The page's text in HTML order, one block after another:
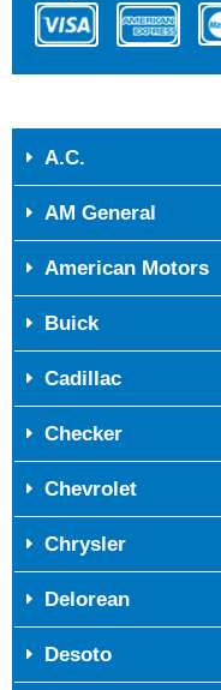
A.C.
AM General
American Motors
Buick
Cadillac
Checker
Chevrolet
Chrysler
Delorean
Desoto